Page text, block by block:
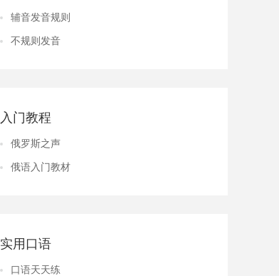
辅音发音规则
不规则发音
入门教程
俄罗斯之声
俄语入门教材
实用口语
口语天天练